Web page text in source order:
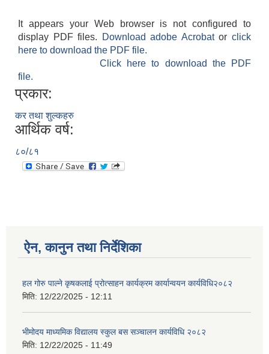
It appears your Web browser is not configured to
display PDF files.
Download adobe Acrobatorclick
here to download the PDF file.
Click here to download the PDF
file.
प्रकार:
कर तथा शुल्कहरु
आर्थिक वर्ष:
८०/८१
ऐन, कानुन तथा निर्देशिका
हल गोरु पाल्ने कृषकलाई प्रोत्साहन कार्यक्रम कार्यान्वयन कार्यविधि२०८२
मिति: 12/22/2025 - 12:11
भीमोदय माध्यमिक विद्यालय स्कुल बस सञ्चालन कार्यविधि २०८२
मिति: 12/22/2025 - 11:49